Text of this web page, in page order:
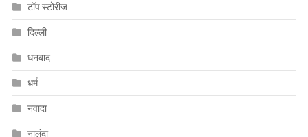
टॉप स्टोरीज
दिल्ली
धनबाद
धर्म
नवादा
नालंदा